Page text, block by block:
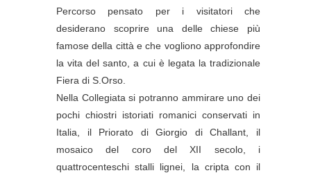
Percorso pensato per i visitatori che
desiderano scoprire una delle chiese più
famose della città e che vogliono approfondire
la vita del santo, a cui è legata la tradizionale
Fiera di S.Orso.
Nella Collegiata si potranno ammirare uno dei
pochi chiostri istoriati romanici conservati in
Italia, il Priorato di Giorgio di Challant, il
mosaico del coro del XII secolo, i
quattrocenteschi stalli lignei, la cripta con il